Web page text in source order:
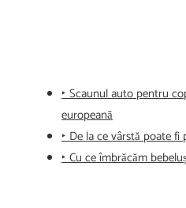
‣ Scaunul auto pentru
europeană
‣ De la ce vârstă poate
‣ Cu ce îmbrăcăm